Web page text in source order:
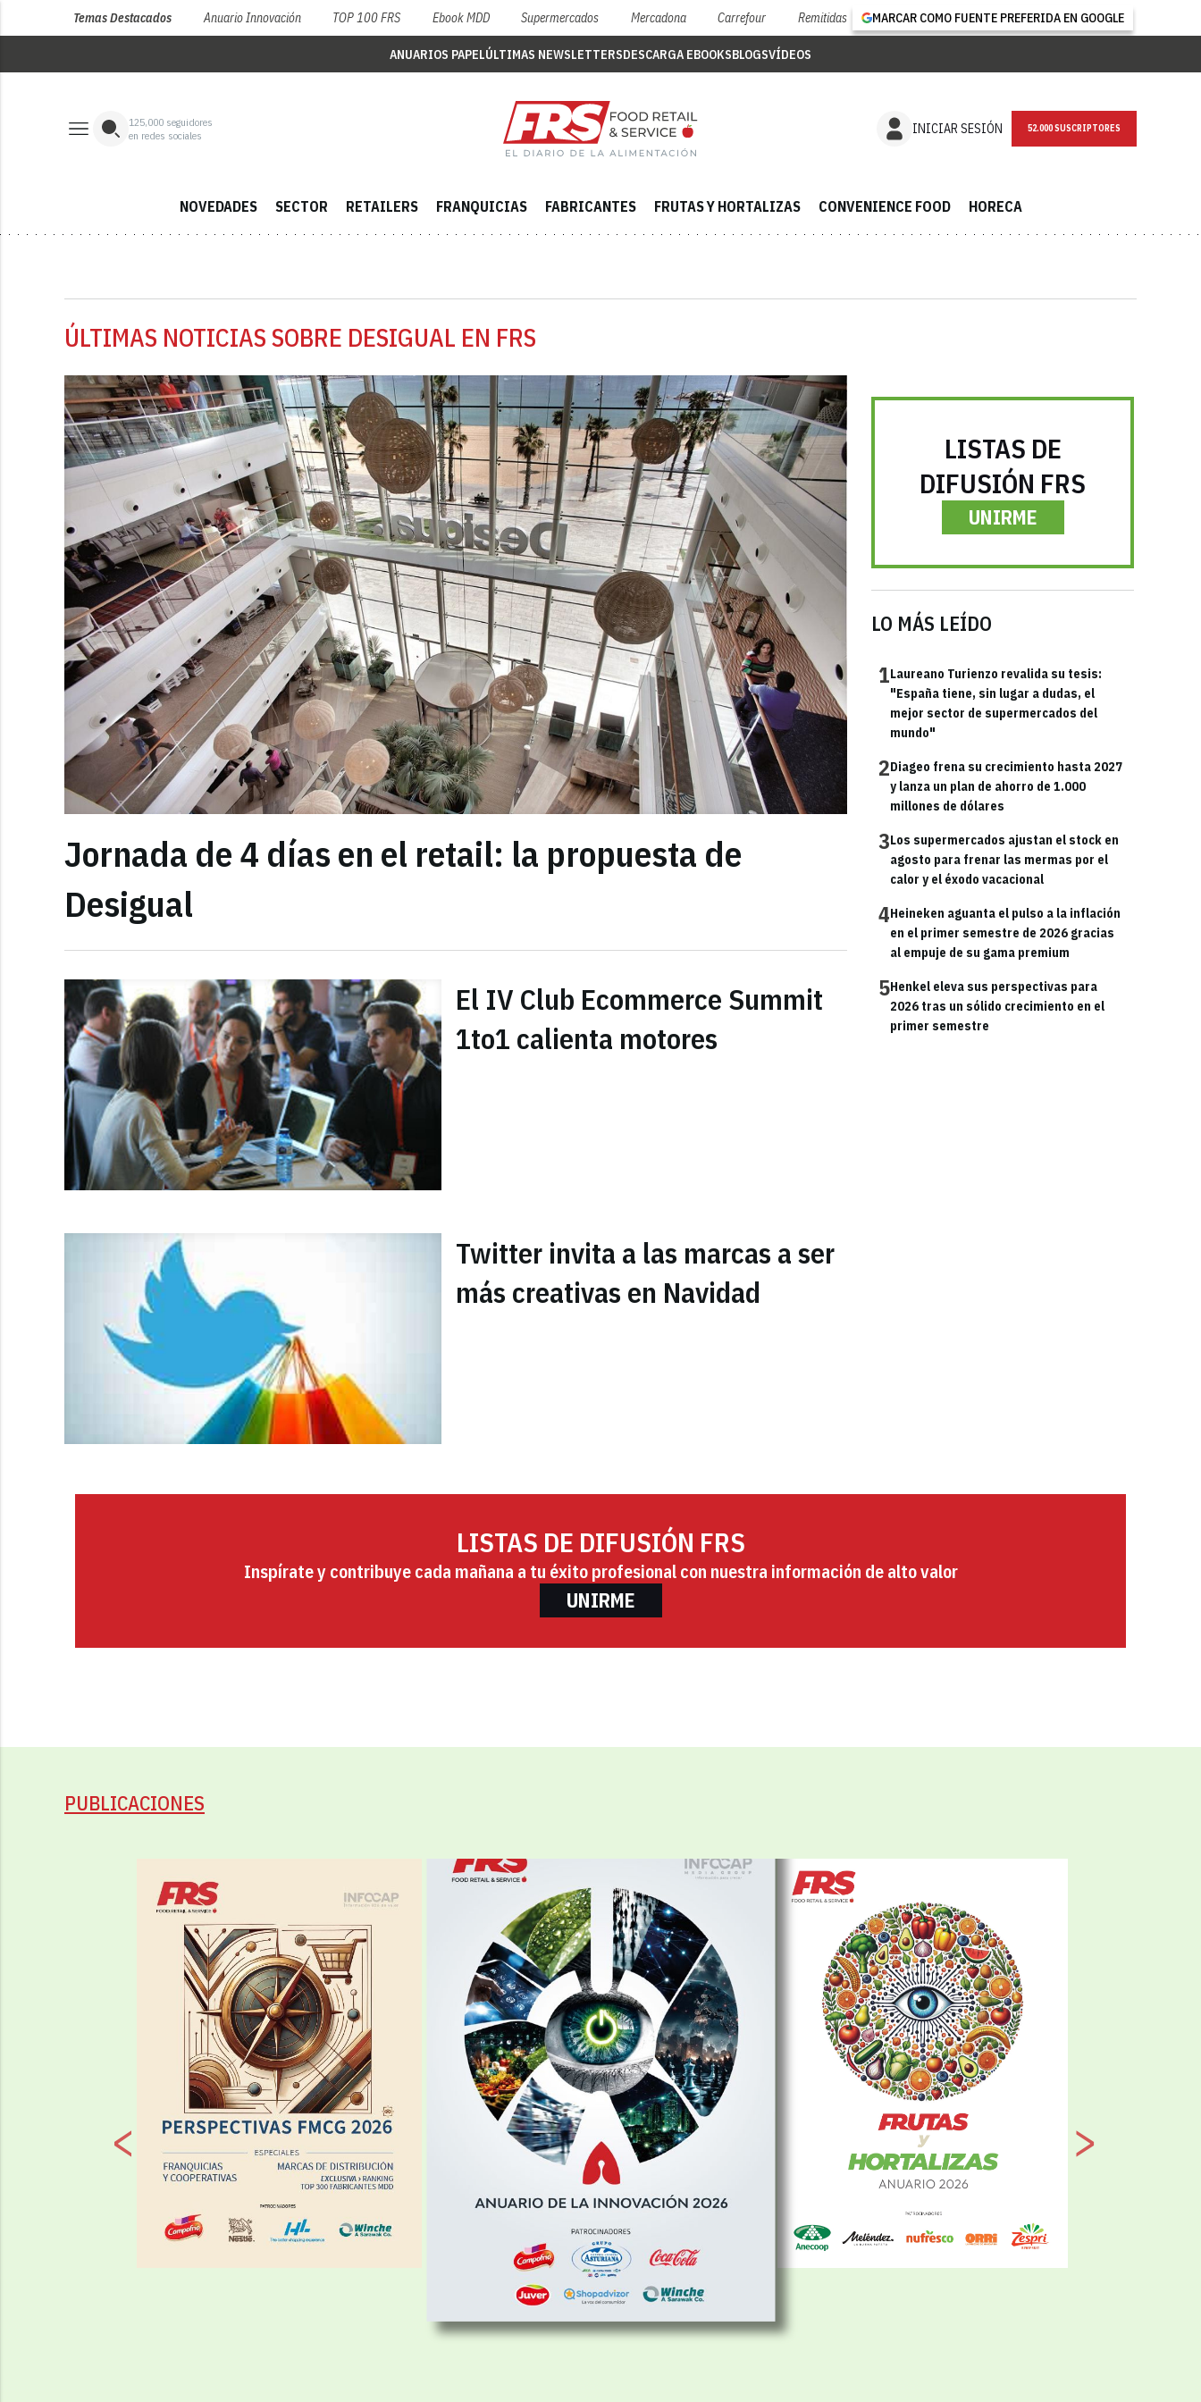
Temas Destacados Anuario Innovación TOP 100 FRS Ebook MDD Supermercados Mercadona Carrefour Remitidas MARCAR COMO FUENTE PREFERIDA EN GOOGLE
ANUARIOS PAPELÚLTIMAS NEWSLETTERSDESCARGA EBOOKSBLOGSVÍDEOS
125,000 seguidores
en redes sociales
INICIAR SESIÓN NEWSLETTER
NOVEDADES SECTOR RETAILERS FRANQUICIAS FABRICANTES FRUTAS Y HORTALIZAS CONVENIENCE FOOD HORECA
ÚLTIMAS NOTICIAS SOBRE DESIGUAL EN FRS
Jornada de 4 días en el retail: la propuesta de
Desigual
El IV Club Ecommerce Summit
1to1 calienta motores
Twitter invita a las marcas a ser
más creativas en Navidad
LISTAS DE
DIFUSIÓN FRS
UNIRME
LO MÁS LEÍDO
1Laureano Turienzo revalida su tesis:
"España tiene, sin lugar a dudas, el
mejor sector de supermercados del
mundo"
2Diageo frena su crecimiento hasta 2027
y lanza un plan de ahorro de 1.000
millones de dólares
3Los supermercados ajustan el stock en
agosto para frenar las mermas por el
calor y el éxodo vacacional
4Heineken aguanta el pulso a la inflación
en el primer semestre de 2026 gracias
al empuje de su gama premium
5Henkel eleva sus perspectivas para
2026 tras un sólido crecimiento en el
primer semestre
LISTAS DE DIFUSIÓN FRS
Inspírate y contribuye cada mañana a tu éxito profesional con nuestra información de alto valor
UNIRME
PUBLICACIONES